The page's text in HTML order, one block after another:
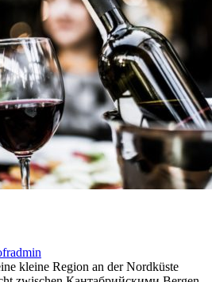
kleine Region an der Nordküste